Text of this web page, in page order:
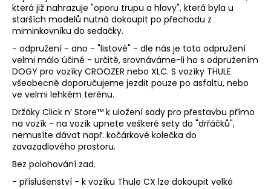
která již nahrazuje "oporu trupu a hlavy", která byla u
starších modelů nutná dokoupit po přechodu z
miminkovníku do sedačky.
- odpružení - ano - "listové" - dle nás je toto odpružení
velmi málo účiné - určitě, srovnáváme-li ho s odpružením
DOGY pro vozíky CROOZER nebo XLC. S vozíky THULE
všeobecně doporučujeme jezdit pouze po asfaltu, nebo
ve velmi lehkém terénu.
Držáky Click n’ Store™ k uložení sady pro přestavbu přímo
na vozík - na vozík upnete veškeré sety do "drřáčků",
nemusíte dávat např. kočárkové kolečka do
zavazadlového prostoru.
Bez polohování zad.
- příslušenství - k vozíku Thule CX lze dokoupit velké
j
e
t
e
n
a
j
í